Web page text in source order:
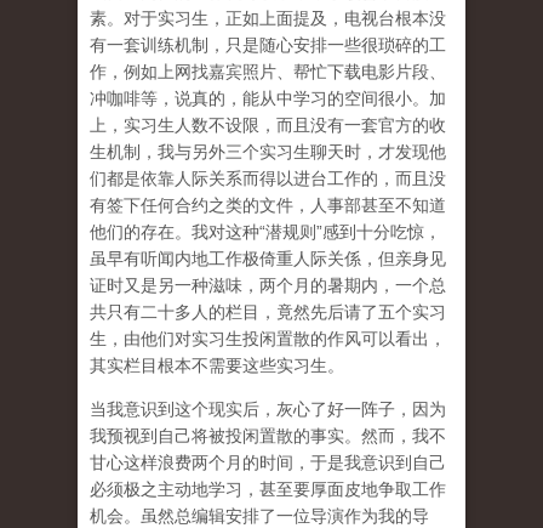
素。对于实习生，正如上面提及，电视台根本没
有一套训练机制，只是随心安排一些很琐碎的工
作，例如上网找嘉宾照片、帮忙下载电影片段、
冲咖啡等，说真的，能从中学习的空间很小。加
上，实习生人数不设限，而且没有一套官方的收
生机制，我与另外三个实习生聊天时，才发现他
们都是依靠人际关系而得以进台工作的，而且没
有签下任何合约之类的文件，人事部甚至不知道
他们的存在。我对这种“潜规则”感到十分吃惊，
虽早有听闻内地工作极倚重人际关係，但亲身见
证时又是另一种滋味，两个月的暑期内，一个总
共只有二十多人的栏目，竟然先后请了五个实习
生，由他们对实习生投闲置散的作风可以看出，
其实栏目根本不需要这些实习生。
当我意识到这个现实后，灰心了好一阵子，因为
我预视到自己将被投闲置散的事实。然而，我不
甘心这样浪费两个月的时间，于是我意识到自己
必须极之主动地学习，甚至要厚面皮地争取工作
机会。虽然总编辑安排了一位导演作为我的导